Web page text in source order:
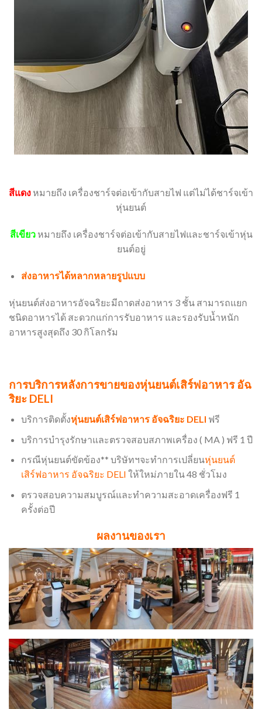
สีแดง หมายถึง เครื่องชาร์จต่อเข้ากับสายไฟ แต่ไม่ได้ชาร์จเข้า
หุ่นยนต์
สีเขียว หมายถึง เครื่องชาร์จต่อเข้ากับสายไฟและชาร์จเข้าหุ่น
ยนต์อยู่
ส่งอาหารได้หลากหลายรูปแบบ
หุ่นยนต์ส่งอาหารอัจฉริยะมีถาดส่งอาหาร 3 ชั้น สามารถแยก
ชนิดอาหารได้ สะดวกแก่การรับอาหาร และรองรับน้ำหนัก
อาหารสูงสุดถึง 30 กิโลกรัม
การบริการหลังการขายของหุ่นยนต์เสิร์ฟอาหาร อัฉ
ริยะ DELI
บริการติดตั้งหุ่นยนต์เสิร์ฟอาหาร อัจฉริยะ DELI ฟรี
บริการบำรุงรักษาและตรวจสอบสภาพเครื่อง ( MA ) ฟรี 1 ปี
กรณีหุ่นยนต์ขัดข้อง** บริษัทฯจะทำการเปลี่ยนหุ่นยนต์
เสิร์ฟอาหาร อัจฉริยะ DELI ให้ใหม่ภายใน 48 ชั่วโมง
ตรวจสอบความสมบูรณ์และทำความสะอาดเครื่องฟรี 1
ครั้งต่อปี
ผลงานของเรา